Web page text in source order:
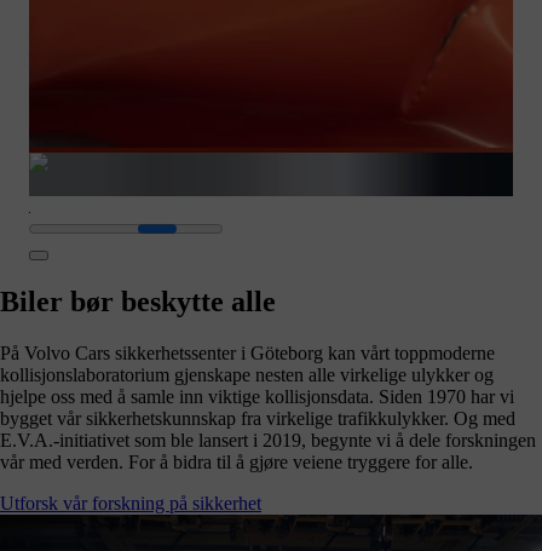
Biler bør beskytte alle
På Volvo Cars sikkerhetssenter i Göteborg kan vårt toppmoderne
kollisjonslaboratorium gjenskape nesten alle virkelige ulykker og
hjelpe oss med å samle inn viktige kollisjonsdata. Siden 1970 har vi
bygget vår sikkerhetskunnskap fra virkelige trafikkulykker. Og med
E.V.A.-initiativet som ble lansert i 2019, begynte vi å dele forskningen
vår med verden. For å bidra til å gjøre veiene tryggere for alle.
Utforsk vår forskning på sikkerhet